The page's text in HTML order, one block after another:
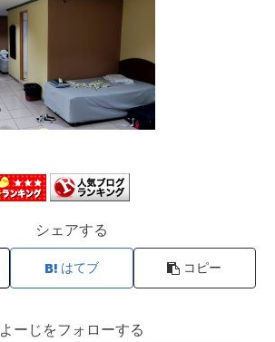
シェアする
はてブ コピー
よーじをフォローする